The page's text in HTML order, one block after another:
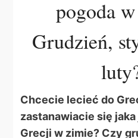
pogoda
Grudzień,
Chcecie lecieć do
zastanawiacie się
Grecji w zimie? Czy